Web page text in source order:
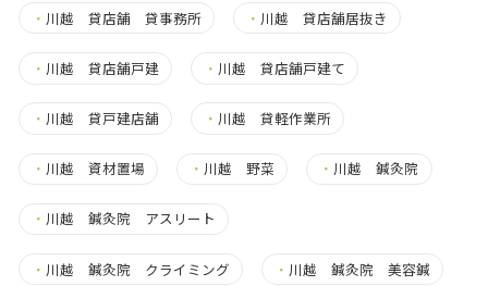
・ 川越 貸店舗 貸事務所 ・ 川越 貸店舗居抜き
・ 川越 貸店舗戸建 ・ 川越 貸店舗戸建て
・ 川越 貸戸建店舗 ・ 川越 貸軽作業所
・ 川越 資材置場 ・ 川越 野菜 ・ 川越 鍼灸院
・ 川越 鍼灸院 アスリート
・ 川越 鍼灸院 クライミング ・ 川越 鍼灸院 美容鍼